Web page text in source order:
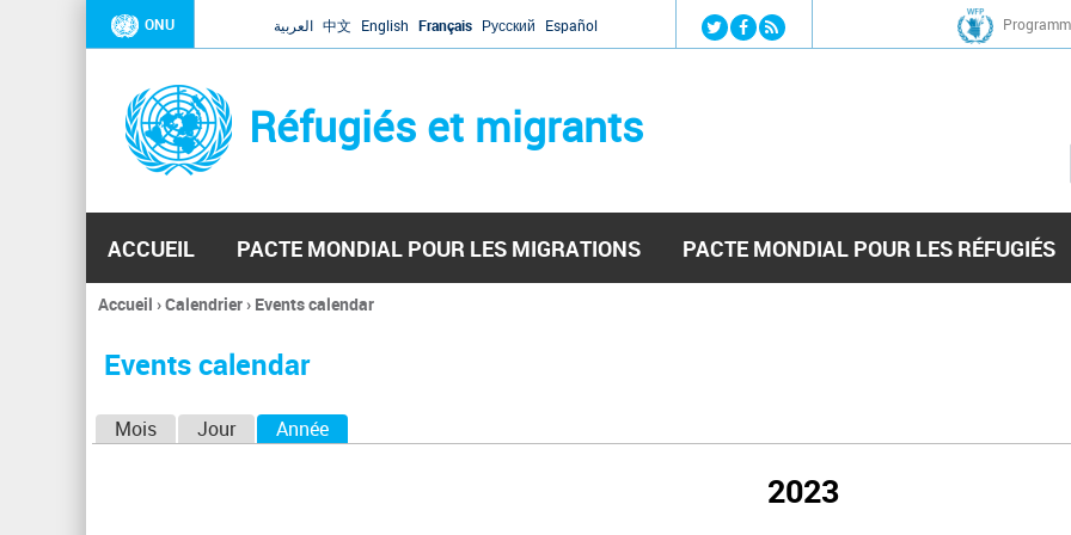
Jump to navigation
ONU العربية 中文 English Français Русский Español
Réfugiés et migrants
ACCUEIL PACTE MONDIAL POUR LES MIGRATIONS PACTE MONDIAL POUR LES RÉFUGIÉS
Vous
ici
Accueil ›Calendrier› Events calendar
Events calendar
Mois Jour Année
2023